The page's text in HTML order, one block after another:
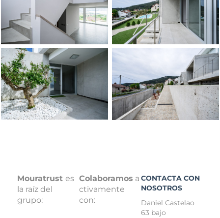
Mouratrust es
la raíz del
grupo:
Colaboramos a
ctivamente
con:
CONTACTA CON
NOSOTROS
Daniel Castelao
63 bajo